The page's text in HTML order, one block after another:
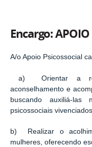
Encargo: APOIO
A/o Apoio Psicossocial
a) Orientar a
aconselhamento e
buscando auxiliá-las
psicossociais
b) Realizar o
mulheres, oferecendo